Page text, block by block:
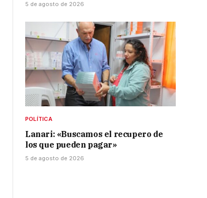
5 de agosto de 2026
POLÍTICA
Lanari: «Buscamos el recupero de
los que pueden pagar»
5 de agosto de 2026